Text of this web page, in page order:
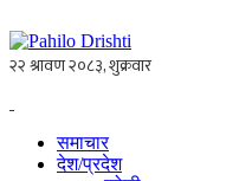
समाचार
देश/प्रदेश